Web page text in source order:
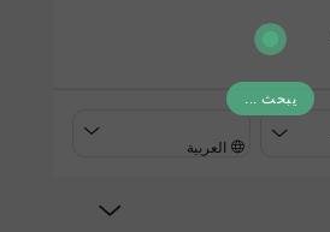
يبحث ...
العربية